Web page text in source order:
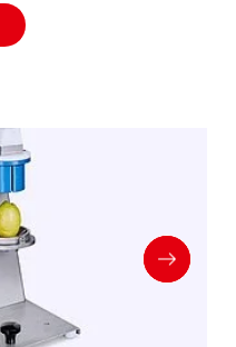
verarbeiten.
der Werkzeugwechsel